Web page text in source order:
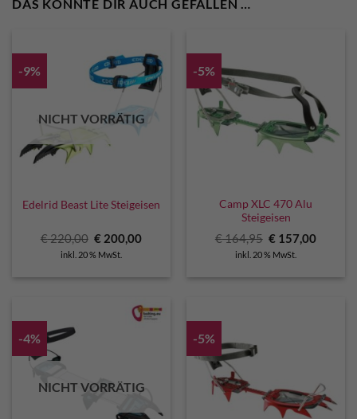
DAS KÖNNTE DIR AUCH GEFALLEN …
-9%
NICHT VORRÄTIG
Edelrid Beast Lite Steigeisen
€220,00 Ursprünglicher
Preis
war:
€ 200,00Aktueller
inkl. 20 % MwSt.
-5%
Camp XLC 470 Alu
Steigeisen
€164,95 Ursprünglicher
Preis
war:
€ 157,00
inkl. 20 % MwSt.
-4%
NICHT VORRÄTIG
-5%